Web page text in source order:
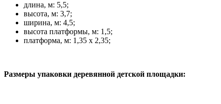
длина, м: 5,5;
высота, м: 3,7;
ширина, м: 4,5;
высота платформы, м: 1,5;
платформа, м: 1,35 х 2,35;
Размеры упаковки деревянной детской площадки: